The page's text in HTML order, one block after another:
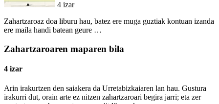
4 izar
Zahartzaroaz doa liburu hau, batez ere muga guztiak kontuan izanda
ere maila handi batean geure …
Zahartzaroaren maparen bila
4 izar
Arin irakurtzen den saiakera da Urretabizkaiaren lan hau. Gustura
irakurri dut, orain arte ez nitzen zahartzaroari begira jarri; eta zer